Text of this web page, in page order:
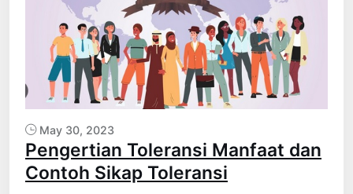
May 30, 2023
Pengertian Toleransi Manfaat dan
Contoh Sikap Toleransi